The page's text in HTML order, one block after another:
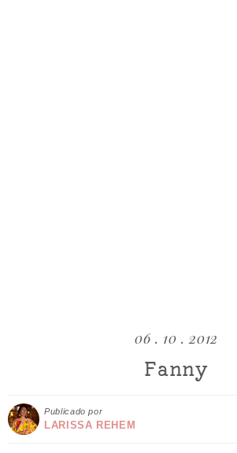
06 . 10 . 2012
Fanny
Publicado por
LARISSA REHEM